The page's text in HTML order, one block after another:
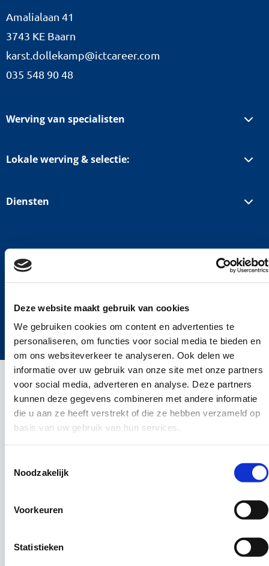
Deze website maakt gebruik van cookies
We gebruiken cookies om content en advertenties te
personaliseren, om functies voor social media te bieden en
om ons websiteverkeer te analyseren. Ook delen we
informatie over uw gebruik van onze site met onze partners
voor social media, adverteren en analyse. Deze partners
kunnen deze gegevens combineren met andere informatie
die u aan ze heeft verstrekt of die ze hebben verzameld op
basis van uw gebruik van hun services.
Noodzakelijk
Voorkeuren
Statistieken
Amalialaan 41
3743 KE Baarn
karst.dollekamp@ictcareer.com
035 548 90 48
Werving van specialisten
Lokale werving & selectie:
Diensten
Voor professionals
Snelle navigatie
©2024 ICT Career werving en selectie ICT
Cookies
Privacy policy Disclaimer